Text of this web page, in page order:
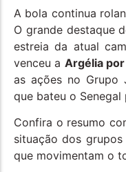
Saúde e Bem-Estar
A bola continua
O grande destaque
estreia da atual
venceu a Argélia
as ações no Grupo
que bateu o Senegal
Confira o resumo
situação dos
que movimentam o